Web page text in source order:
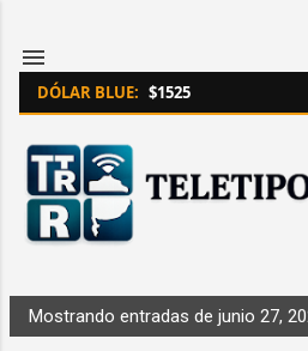
DÓLAR BLUE: $1525
Entradas
Mostrando entradas de junio 27,